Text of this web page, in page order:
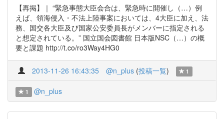
【再掲】｜ “緊急事態大臣会合は、緊急時に開催し（…）例
えば、領海侵入・不法上陸事案においては、4大臣に加え、法
務、国交各大臣及び国家公安委員長がメンバーに指定される
と想定されている。” 国立国会図書館 日本版NSC（…）の概
要と課題 http://t.co/ro3Way4HG0
2013-11-26 16:43:35 @n_plus (投稿一覧) 1
1 @n_plus